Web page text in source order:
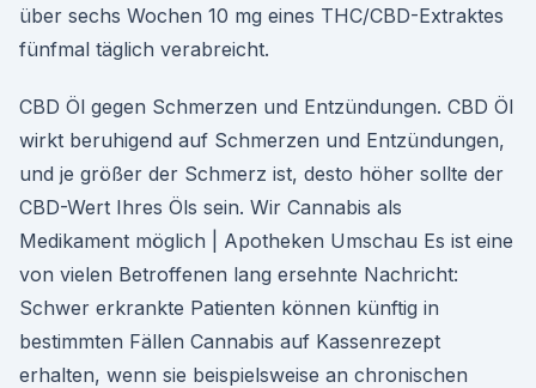
über sechs Wochen 10 mg eines THC/CBD-Extraktes
fünfmal täglich verabreicht.
CBD Öl gegen Schmerzen und Entzündungen. CBD Öl
wirkt beruhigend auf Schmerzen und Entzündungen,
und je größer der Schmerz ist, desto höher sollte der
CBD-Wert Ihres Öls sein. Wir Cannabis als
Medikament möglich | Apotheken Umschau Es ist eine
von vielen Betroffenen lang ersehnte Nachricht:
Schwer erkrankte Patienten können künftig in
bestimmten Fällen Cannabis auf Kassenrezept
erhalten, wenn sie beispielsweise an chronischen